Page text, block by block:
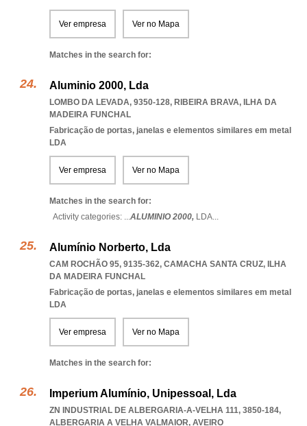
Ver empresa Ver no Mapa
Matches in the search for:
Aluminio 2000, Lda
LOMBO DA LEVADA, 9350-128, RIBEIRA BRAVA, ILHA DA
MADEIRA FUNCHAL
Fabricação de portas, janelas e elementos similares em metal
LDA
Ver empresa Ver no Mapa
Matches in the search for:
Activity categories: ...ALUMINIO 2000, LDA...
Alumínio Norberto, Lda
CAM ROCHÃO 95, 9135-362, CAMACHA SANTA CRUZ, ILHA
DA MADEIRA FUNCHAL
Fabricação de portas, janelas e elementos similares em metal
LDA
Ver empresa Ver no Mapa
Matches in the search for:
Imperium Alumínio, Unipessoal, Lda
ZN INDUSTRIAL DE ALBERGARIA-A-VELHA 111, 3850-184,
ALBERGARIA A VELHA VALMAIOR, AVEIRO